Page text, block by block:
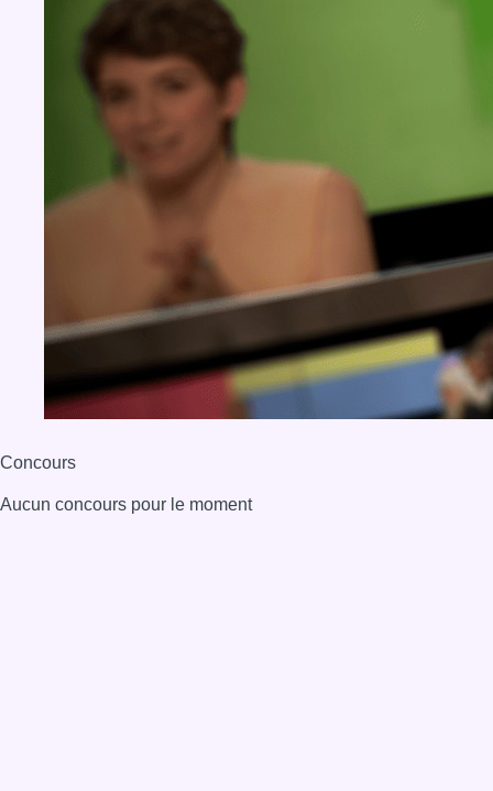
Concours
Aucun concours pour le moment